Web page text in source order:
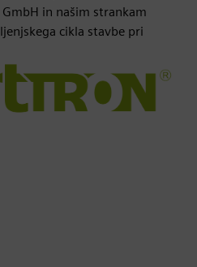
in našim strankam
cikla stavbe pri